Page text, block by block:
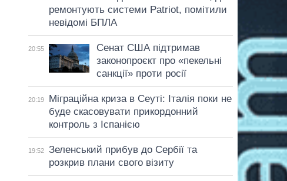
ремонтують системи Patriot, помітили
невідомі БПЛА
20:55
Сенат США підтримав
законопроєкт про «пекельні
санкції» проти росії
20:19
Міграційна криза в Сеуті: Італія поки не
буде скасовувати прикордонний
контроль з Іспанією
19:52
Зеленський прибув до Сербії та
розкрив плани свого візиту